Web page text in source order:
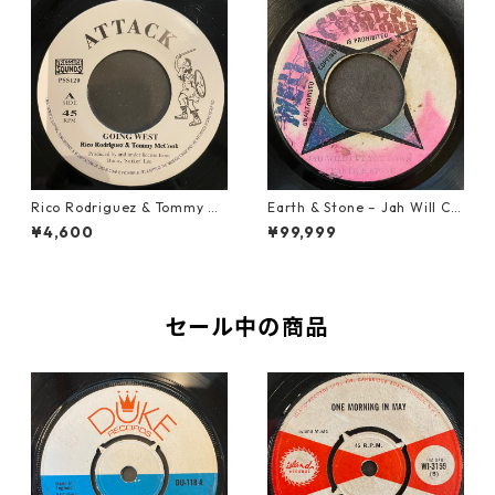
Rico Rodriguez & Tommy Mc
Cook - Going West【7-2198
3】
¥4,600
Earth & Stone – Jah Will Cu
t You Down【7-21914】
¥99,999
セール中の商品